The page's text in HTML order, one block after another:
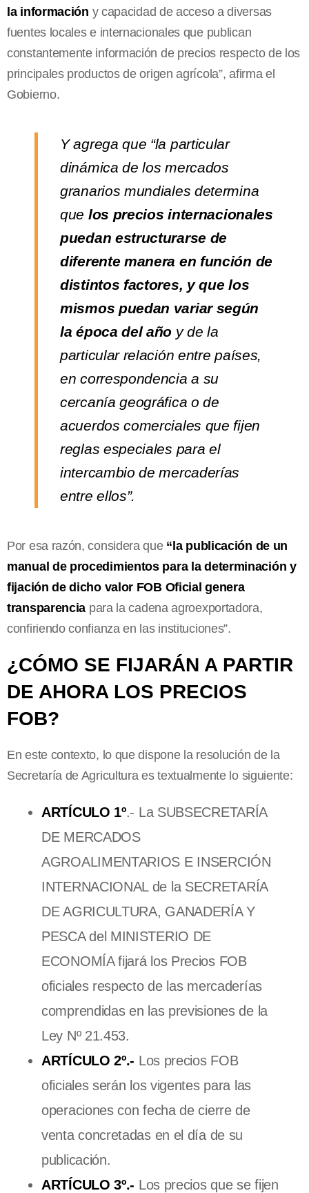
la información y capacidad de acceso a diversas
fuentes locales e internacionales que publican
constantemente información de precios respecto de los
principales productos de origen agrícola”, afirma el
Gobierno.
Y agrega que “la particular
dinámica de los mercados
granarios mundiales determina
que los precios internacionales
puedan estructurarse de
diferente manera en función de
distintos factores, y que los
mismos puedan variar según
la época del año y de la
particular relación entre países,
en correspondencia a su
cercanía geográfica o de
acuerdos comerciales que fijen
reglas especiales para el
intercambio de mercaderías
entre ellos”.
Por esa razón, considera que “la publicación de un
manual de procedimientos para la determinación y
fijación de dicho valor FOB Oficial genera
transparencia para la cadena agroexportadora,
confiriendo confianza en las instituciones”.
¿CÓMO SE FIJARÁN A PARTIR
DE AHORA LOS PRECIOS
FOB?
En este contexto, lo que dispone la resolución de la
Secretaría de Agricultura es textualmente lo siguiente:
ARTÍCULO 1º.- La SUBSECRETARÍA
DE MERCADOS
AGROALIMENTARIOS E INSERCIÓN
INTERNACIONAL de la SECRETARÍA
DE AGRICULTURA, GANADERÍA Y
PESCA del MINISTERIO DE
ECONOMÍA fijará los Precios FOB
oficiales respecto de las mercaderías
comprendidas en las previsiones de la
Ley Nº 21.453.
ARTÍCULO 2º.- Los precios FOB
oficiales serán los vigentes para las
operaciones con fecha de cierre de
venta concretadas en el día de su
publicación.
ARTÍCULO 3º.- Los precios que se fijen